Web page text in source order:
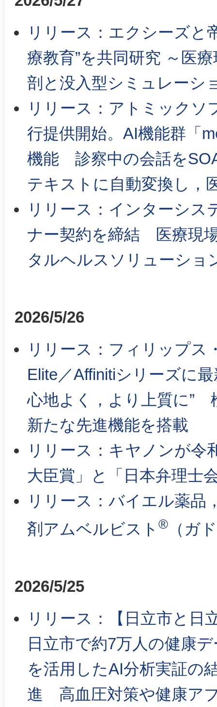
リリース：エクシーズと
療教育”を共同研究 ～医
剖と没入型シミュレーシ
リリース：アトミックソ
行提供開始。AI機能群「
機能 診察中の会話を
テキストに自動変換し，
リリース：インターシス
ナー契約を締結 医療現
タルヘルスソリューショ
2026/5/26
リリース：フィリップス
Elite／Affinitiシリーズに
心地よく，より上質に”
新たな先進機能を搭載
リリース：キヤノンが令
大臣賞」と「日本弁理士
リリース：バイエル薬品
剤アムベルビスト ® （ガ
2026/5/25
リリース：【日立市と日
日立市で約7万人の健康
を活用したAI分析実証の
進 高血圧対策や健康ア